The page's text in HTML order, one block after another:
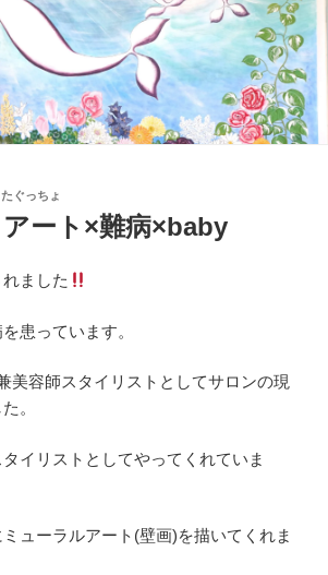
たぐっちょ
ート×難病×baby
ました
患っています。
美容師スタイリストとしてサロンの現
。
イリストとしてやってくれていま
ューラルアート(壁画)を描いてくれま